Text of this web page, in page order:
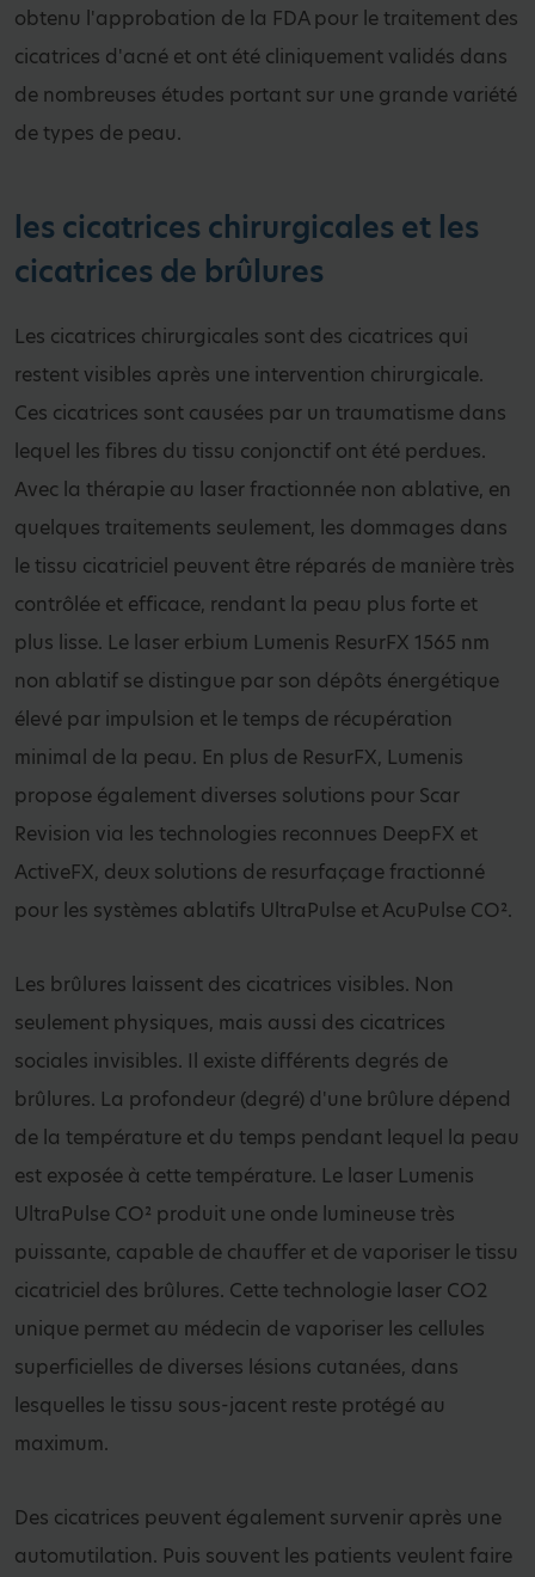
obtenu l'approbation de la FDA pour le traitement des
cicatrices d'acné et ont été cliniquement validés dans
de nombreuses études portant sur une grande variété
de types de peau.
les cicatrices chirurgicales et les
cicatrices de brûlures
Les cicatrices chirurgicales sont des cicatrices qui
restent visibles après une intervention chirurgicale.
Ces cicatrices sont causées par un traumatisme dans
lequel les fibres du tissu conjonctif ont été perdues.
Avec la thérapie au laser fractionnée non ablative, en
quelques traitements seulement, les dommages dans
le tissu cicatriciel peuvent être réparés de manière très
contrôlée et efficace, rendant la peau plus forte et
plus lisse. Le laser erbium Lumenis ResurFX 1565 nm
non ablatif se distingue par son dépôts énergétique
élevé par impulsion et le temps de récupération
minimal de la peau. En plus de ResurFX, Lumenis
propose également diverses solutions pour Scar
Revision via les technologies reconnues DeepFX et
ActiveFX, deux solutions de resurfaçage fractionné
pour les systèmes ablatifs UltraPulse et AcuPulse CO².
Les brûlures laissent des cicatrices visibles. Non
seulement physiques, mais aussi des cicatrices
sociales invisibles. Il existe différents degrés de
brûlures. La profondeur (degré) d'une brûlure dépend
de la température et du temps pendant lequel la peau
est exposée à cette température. Le laser Lumenis
UltraPulse CO² produit une onde lumineuse très
puissante, capable de chauffer et de vaporiser le tissu
cicatriciel des brûlures. Cette technologie laser CO2
unique permet au médecin de vaporiser les cellules
superficielles de diverses lésions cutanées, dans
lesquelles le tissu sous-jacent reste protégé au
maximum.
Des cicatrices peuvent également survenir après une
automutilation. Puis souvent les patients veulent faire